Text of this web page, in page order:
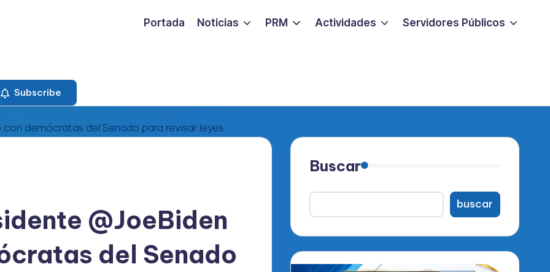
Portada Noticias PRM Actividades Servidores Públicos
Subscribe
@JoeBiden
del Senado
Buscar
buscar